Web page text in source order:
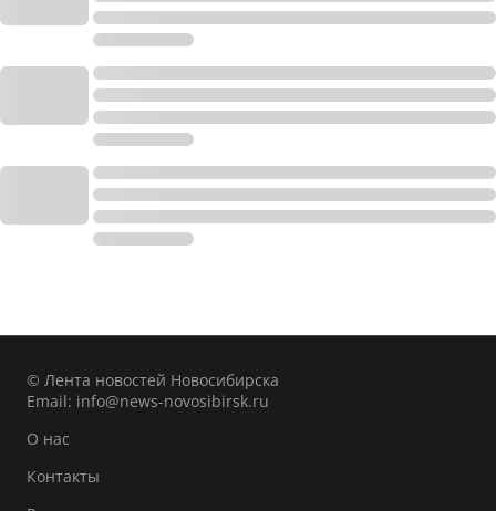
© Лента новостей Новосибирска
Email: info@news-novosibirsk.ru
О нас
Контакты